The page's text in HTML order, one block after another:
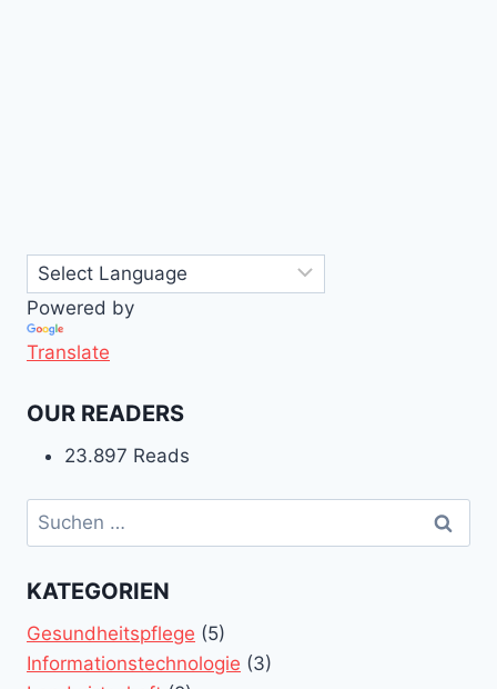
Powered by
Translate
OUR READERS
23.897 Reads
Suchen
nach:
KATEGORIEN
Gesundheitspflege (5)
Informationstechnologie (3)